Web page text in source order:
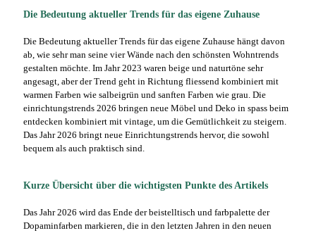
Die Bedeutung aktueller Trends für das eigene Zuhause
Die Bedeutung aktueller Trends für das eigene Zuhause hängt davon
ab, wie sehr man seine vier Wände nach den schönsten Wohntrends
gestalten möchte. Im Jahr 2023 waren beige und naturtöne sehr
angesagt, aber der Trend geht in Richtung fliessend kombiniert mit
warmen Farben wie salbeigrün und sanften Farben wie grau. Die
einrichtungstrends 2026 bringen neue Möbel und Deko in spass beim
entdecken kombiniert mit vintage, um die Gemütlichkeit zu steigern.
Das Jahr 2026 bringt neue Einrichtungstrends hervor, die sowohl
bequem als auch praktisch sind.
Kurze Übersicht über die wichtigsten Punkte des Artikels
Das Jahr 2026 wird das Ende der beistelltisch und farbpalette der
Dopaminfarben markieren, die in den letzten Jahren in den neuen